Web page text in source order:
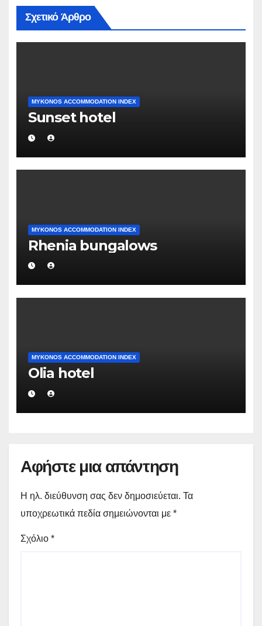
Σχετικό Άρθρο
MYKONOS ACCOMMODATION INDEX
Sunset hotel
MYKONOS ACCOMMODATION INDEX
Rhenia bungalows
MYKONOS ACCOMMODATION INDEX
Olia hotel
Αφήστε μια απάντηση
Η ηλ. διεύθυνση σας δεν δημοσιεύεται. Τα
υποχρεωτικά πεδία σημειώνονται με *
Σχόλιο *